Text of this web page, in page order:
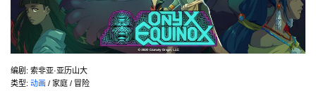
编剧: 索非亚·亚历山大
类型: 动画 / 家庭 / 冒险